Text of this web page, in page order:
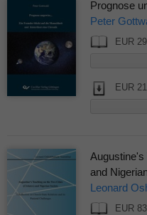
Prognose
Peter
EUR
EUR
Augustine's
and
Leonard
EUR